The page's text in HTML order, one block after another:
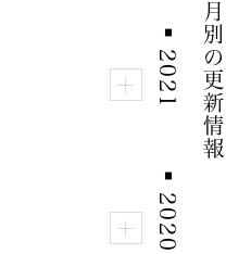
月別の更新情報
■
2021
■
2020